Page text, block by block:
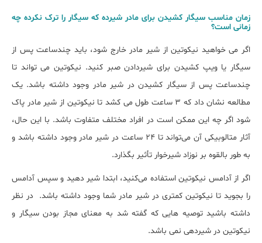
زمان مناسب سیگار کشیدن برای مادر شیرده که سیگار را ترک نکرده چه
زمانی است؟
اگر می خواهید نیکوتین از شیر مادر خارج شود، باید چندساعت پس از
سیگار یا ویپ کشیدن برای شیردادن صبر کنید. نیکوتین می تواند تا
چندساعت پس از سیگار کشیدن در شیر مادر وجود داشته باشد. یک
مطالعه نشان داد که 3 ساعت طول می کشد تا نیکوتین از شیر مادر پاک
شود اگر چه این ممکن است در افراد مختلف متفاوت باشد. با این حال،
آثار متالوبیکی آن می‌تواند تا 24 ساعت در شیر مادر وجود داشته باشد و
به طور بالقوه بر نوزاد شیرخوار تأثیر بگذارد.
اگر از آدامس نیکوتین استفاده می‌کنید، ابتدا شیر دهید و سپس آدامس
را بجوید تا نیکوتین کمتری در شیر مادر شما وجود داشته باشد. در نظر
داشته باشید توصیه هایی که گفته شد به معنای مجاز بودن سیگار و
نیکوتین در شیردهی نمی باشد.